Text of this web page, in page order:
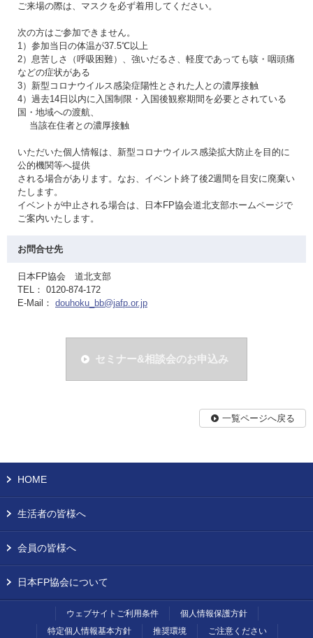
ご来場の際は、マスクを必ず着用してください。
次の方はご参加できません。
1）参加当日の体温が37.5℃以上
2）息苦しさ（呼吸困難）、強いだるさ、軽度であっても咳・咽頭痛
などの症状がある
3）新型コロナウイルス感染症陽性とされた人との濃厚接触
4）過去14日以内に入国制限・入国後観察期間を必要とされている
国・地域への渡航、
当該在住者との濃厚接触
いただいた個人情報は、新型コロナウイルス感染拡大防止を目的に
公的機関等へ提供
される場合があります。なお、イベント終了後2週間を目安に廃棄い
たします。
イベントが中止される場合は、日本FP協会道北支部ホームページで
ご案内いたします。
お問合せ先
日本FP協会 道北支部
TEL： 0120-874-172
E-Mail： douhoku_bb@jafp.or.jp
セミナー&相談会のお申込み
一覧ページへ戻る
HOME
生活者の皆様へ
会員の皆様へ
日本FP協会について
ウェブサイトご利用条件
個人情報保護方針
特定個人情報基本方針
推奨環境 ご注意ください